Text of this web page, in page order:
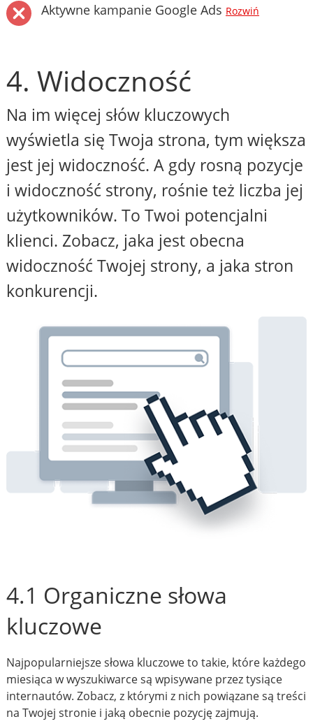
Aktywne kampanie Google Ads Rozwiń
4. Widoczność
Na im więcej słów kluczowych
wyświetla się Twoja strona, tym większa
jest jej widoczność. A gdy rosną pozycje
i widoczność strony, rośnie też liczba jej
użytkowników. To Twoi potencjalni
klienci. Zobacz, jaka jest obecna
widoczność Twojej strony, a jaka stron
konkurencji.
4.1 Organiczne słowa
kluczowe
Najpopularniejsze słowa kluczowe to takie, które każdego
miesiąca w wyszukiwarce są wpisywane przez tysiące
internautów. Zobacz, z którymi z nich powiązane są treści
na Twojej stronie i jaką obecnie pozycję zajmują.